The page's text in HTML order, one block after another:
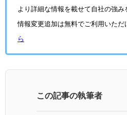
より詳細な情報を載せて自社の強み
情報変更追加は無料でご利用いた
ら
この記事の執筆者